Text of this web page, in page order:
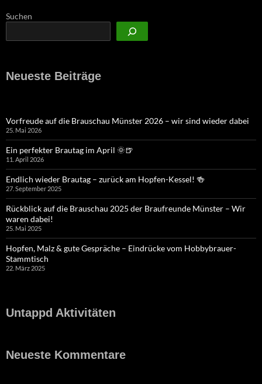
Suchen
Neueste Beiträge
Vorfreude auf die Brauschau Münster 2026 – wir sind wieder dabei
25. Mai 2026
Ein perfekter Brautag im April 🌞🍺
11. April 2026
Endlich wieder Brautag – zurück am Hopfen-Kessel! 🍻
27. September 2025
Rückblick auf die Brauschau 2025 der Braufreunde Münster – Wir
waren dabei!
25. Mai 2025
Hopfen, Malz & gute Gespräche – Eindrücke vom Hobbybrauer-
Stammtisch
22. März 2025
Untappd Aktivitäten
Neueste Kommentare